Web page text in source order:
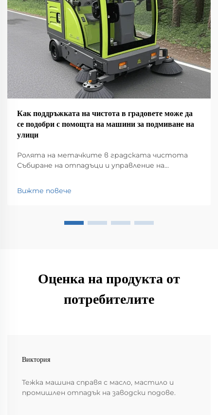
Как поддръжката на чистота в градовете може да
се подобри с помощта на машини за подмиване на
улици
Ролята на метачките в градската чистота
Събиране на отпадъци и управление на
поддържането на чистотата в нашите
градове, като събират всякакви неща, които се
Вижте повече
Оценка на продукта от
потребителите
Виктория
Тежка машина справя с масло, мастило и
промишлен отпадък на заводски подове.